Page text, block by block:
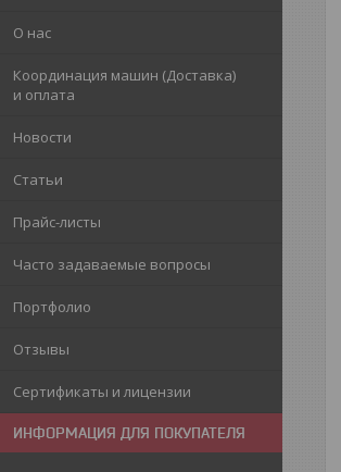
О нас
Координация машин (Доставка)
и оплата
Новости
Статьи
Прайс-листы
Часто задаваемые вопросы
Портфолио
Отзывы
Сертификаты и лицензии
ИНФОРМАЦИЯ ДЛЯ ПОКУПАТЕЛЯ